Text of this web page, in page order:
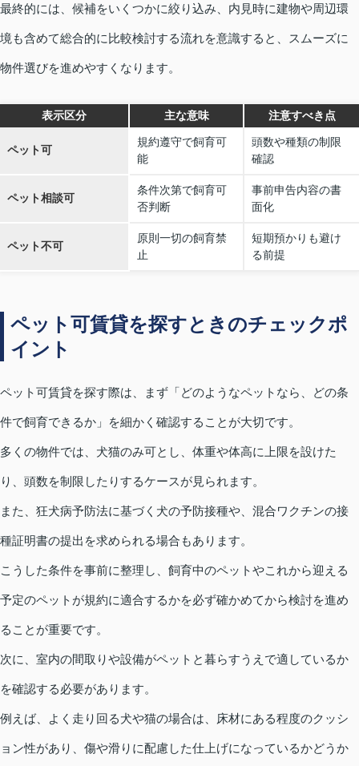
最終的には、候補をいくつかに絞り込み、内見時に建物や周辺環
境も含めて総合的に比較検討する流れを意識すると、スムーズに
物件選びを進めやすくなります。
表示区分 主な意味 注意すべき点
ペット可
規約遵守で飼育可
能
頭数や種類の制限
確認
ペット相談可
条件次第で飼育可
否判断
事前申告内容の書
面化
ペット不可
原則一切の飼育禁
止
短期預かりも避け
る前提
ペット可賃貸を探すときのチェックポ
イント
ペット可賃貸を探す際は、まず「どのようなペットなら、どの条
件で飼育できるか」を細かく確認することが大切です。
多くの物件では、犬猫のみ可とし、体重や体高に上限を設けた
り、頭数を制限したりするケースが見られます。
また、狂犬病予防法に基づく犬の予防接種や、混合ワクチンの接
種証明書の提出を求められる場合もあります。
こうした条件を事前に整理し、飼育中のペットやこれから迎える
予定のペットが規約に適合するかを必ず確かめてから検討を進め
ることが重要です。
次に、室内の間取りや設備がペットと暮らすうえで適しているか
を確認する必要があります。
例えば、よく走り回る犬や猫の場合は、床材にある程度のクッシ
ョン性があり、傷や滑りに配慮した仕上げになっているかどうか